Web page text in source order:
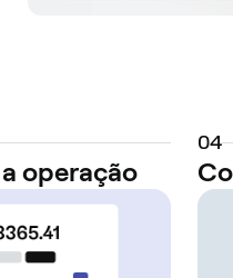
operação
04